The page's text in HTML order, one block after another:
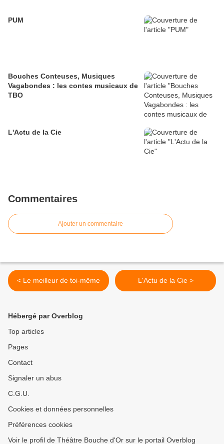
PUM
Bouches Conteuses, Musiques
Vagabondes : les contes musicaux de
TBO
L'Actu de la Cie
Commentaires
Ajouter un commentaire
< Le meilleur de toi-même L'Actu de la Cie >
Hébergé par Overblog
Top articles
Pages
Contact
Signaler un abus
C.G.U.
Cookies et données personnelles
Préférences cookies
Voir le profil de Théâtre Bouche d'Or sur le portail Overblog